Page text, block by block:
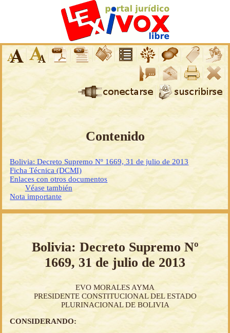
Contenido
Bolivia: Decreto Supremo Nº 1669, 31 de julio de 2013
Ficha Técnica (DCMI)
Enlaces con otros documentos
Véase también
Nota importante
Bolivia: Decreto Supremo Nº
1669, 31 de julio de 2013
EVO MORALES AYMA
PRESIDENTE CONSTITUCIONAL DEL ESTADO
PLURINACIONAL DE BOLIVIA
CONSIDERANDO: